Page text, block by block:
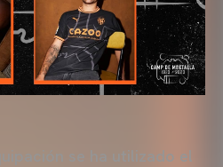
se ha utilizado el